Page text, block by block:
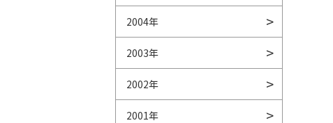
2004年
2003年
2002年
2001年